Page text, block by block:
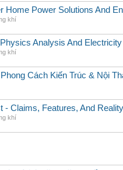
Home Power Solutions And
khí
Analysis And
khí
Cách Kiến Trúc & Nội
- Claims, Features, And
khí